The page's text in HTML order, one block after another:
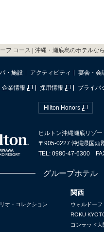
フ コース | 沖縄・瀬底島のホテルな
・施設 アクティビティ 宴会・会
企業情報 採用情報 プライバ
Hilton Honors
ヒルトン沖縄瀬底リゾー
〒905-0227 沖縄県国頭
TEL: 0980-47-6300
グループホテル
オ・コレクション
関西
ウォルドー
ROKU
コンラッド大